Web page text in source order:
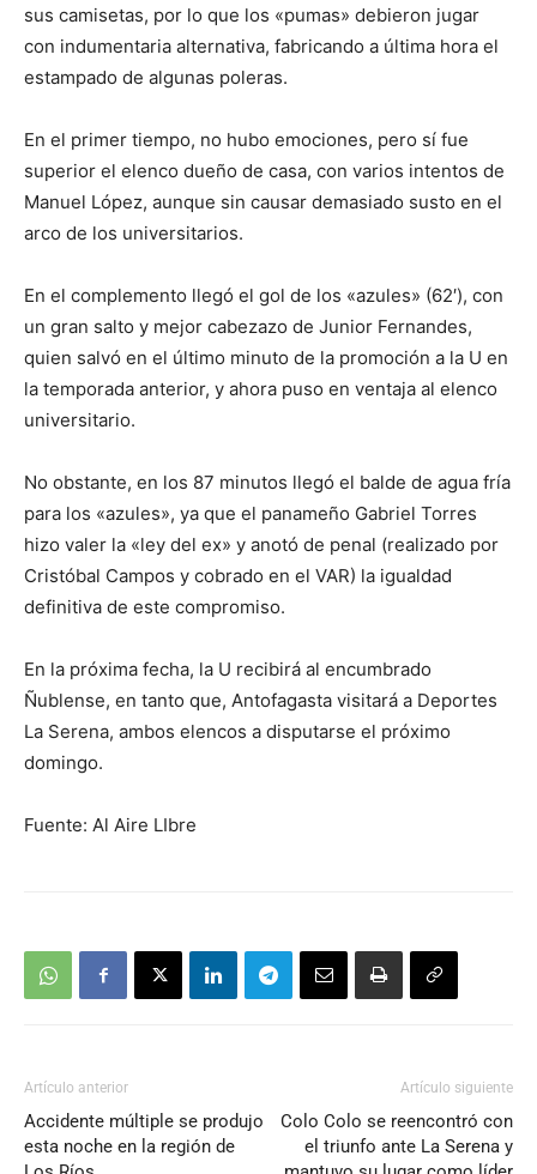
sus camisetas, por lo que los «pumas» debieron jugar
con indumentaria alternativa, fabricando a última hora el
estampado de algunas poleras.
En el primer tiempo, no hubo emociones, pero sí fue
superior el elenco dueño de casa, con varios intentos de
Manuel López, aunque sin causar demasiado susto en el
arco de los universitarios.
En el complemento llegó el gol de los «azules» (62′), con
un gran salto y mejor cabezazo de Junior Fernandes,
quien salvó en el último minuto de la promoción a la U en
la temporada anterior, y ahora puso en ventaja al elenco
universitario.
No obstante, en los 87 minutos llegó el balde de agua fría
para los «azules», ya que el panameño Gabriel Torres
hizo valer la «ley del ex» y anotó de penal (realizado por
Cristóbal Campos y cobrado en el VAR) la igualdad
definitiva de este compromiso.
En la próxima fecha, la U recibirá al encumbrado
Ñublense, en tanto que, Antofagasta visitará a Deportes
La Serena, ambos elencos a disputarse el próximo
domingo.
Fuente: Al Aire LIbre
Artículo anterior
Accidente múltiple se produjo
esta noche en la región de
Artículo siguiente
Colo Colo se reencontró con
el triunfo ante La Serena y